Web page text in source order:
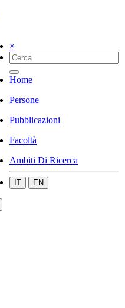
×
Home
Persone
Pubblicazioni
Facoltà
Ambiti Di Ricerca
IT EN